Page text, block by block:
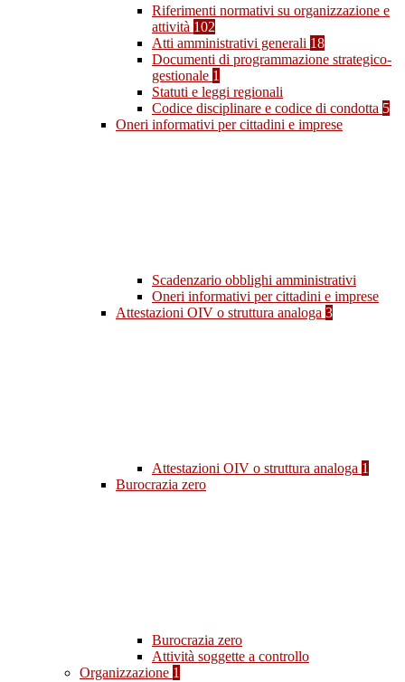
Riferimenti normativi su organizzazione e
attività 102
Atti amministrativi generali 18
Documenti di programmazione strategico-
gestionale 1
Statuti e leggi regionali
Codice disciplinare e codice di condotta 5
Oneri informativi per cittadini e imprese
Scadenzario obblighi amministrativi
Oneri informativi per cittadini e imprese
Attestazioni OIV o struttura analoga 3
Attestazioni OIV o struttura analoga 1
Burocrazia zero
Burocrazia zero
Attività soggette a controllo
Organizzazione 1